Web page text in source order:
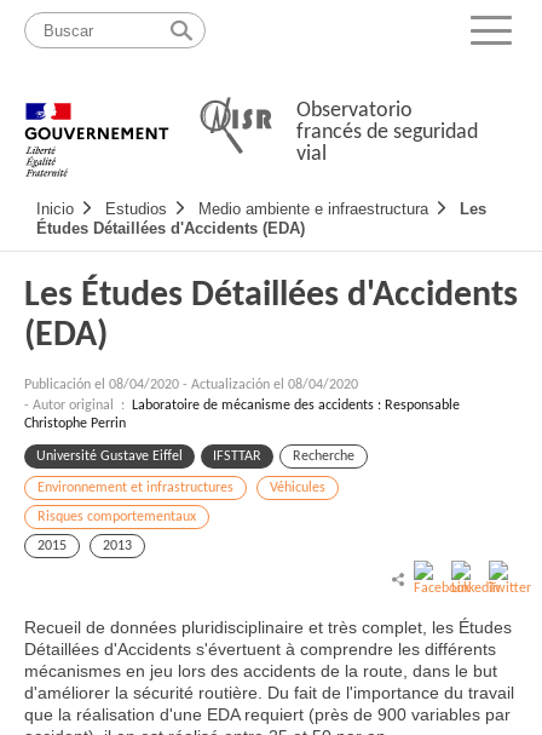
Pasar
contenido
Mapa
web
Menu
Observatorio
francés de seguridad
vial
Navigation
principale
Inicio Estudios Medio ambiente e infraestructura
Les
Études Détaillées d'Accidents (EDA)
Les Études Détaillées d'Accidents
(EDA)
Publicación el 08/04/2020 - Actualización el 08/04/2020
- Autor original : Laboratoire de mécanisme des accidents : Responsable
Christophe Perrin
Université Gustave Eiffel IFSTTAR Recherche
Environnement et infrastructures
Véhicules
Risques comportementaux
2015
2013
Recueil de données pluridisciplinaire et très complet, les Études
Détaillées d'Accidents s'évertuent à comprendre les différents
mécanismes en jeu lors des accidents de la route, dans le but
d'améliorer la sécurité routière. Du fait de l'importance du travail
que la réalisation d'une EDA requiert (près de 900 variables par